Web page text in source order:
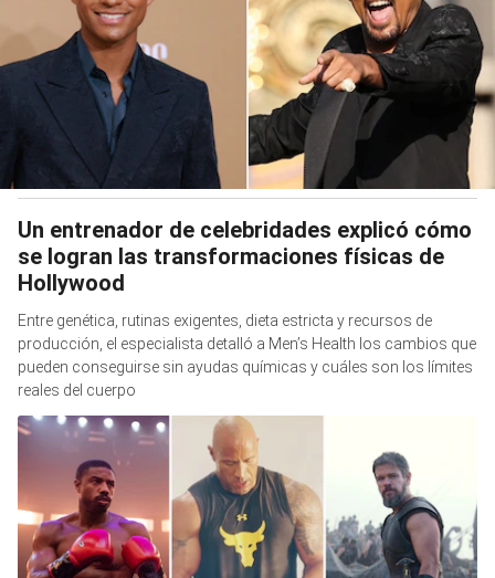
Un entrenador de celebridades explicó cómo
se logran las transformaciones físicas de
Hollywood
Entre genética, rutinas exigentes, dieta estricta y recursos de
producción, el especialista detalló a Men’s Health los cambios que
pueden conseguirse sin ayudas químicas y cuáles son los límites
reales del cuerpo